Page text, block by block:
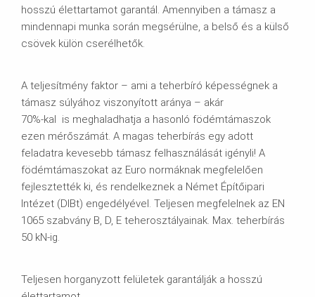
hosszú élettartamot garantál. Amennyiben a támasz a
mindennapi munka során megsérülne, a belső és a külső
csövek külön cserélhetők.
A teljesítmény faktor – ami a teherbíró képességnek a
támasz súlyához viszonyított aránya – akár
70%-kal is meghaladhatja a hasonló födémtámaszok
ezen mérőszámát. A magas teherbírás egy adott
feladatra kevesebb támasz felhasználását igényli! A
födémtámaszokat az Euro normáknak megfelelően
fejlesztették ki, és rendelkeznek a Német Építőipari
Intézet (DIBt) engedélyével. Teljesen megfelelnek az EN
1065 szabvány B, D, E teherosztályainak. Max. teherbírás
50 kN-ig.
Teljesen horganyzott felületek garantálják a hosszú